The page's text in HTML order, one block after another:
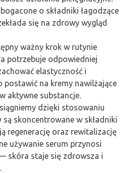
o składniki łagodzące
się na zdrowy wygląd
ważny krok w rutynie
potrzebuje odpowiedniej
elastyczność i
postawić na kremy nawilżające
aktywne substancje.
dzięki stosowaniu
są skoncentrowane w składniki
regenerację oraz rewitalizację
używanie serum przynosi
skóra staje się zdrowsza i